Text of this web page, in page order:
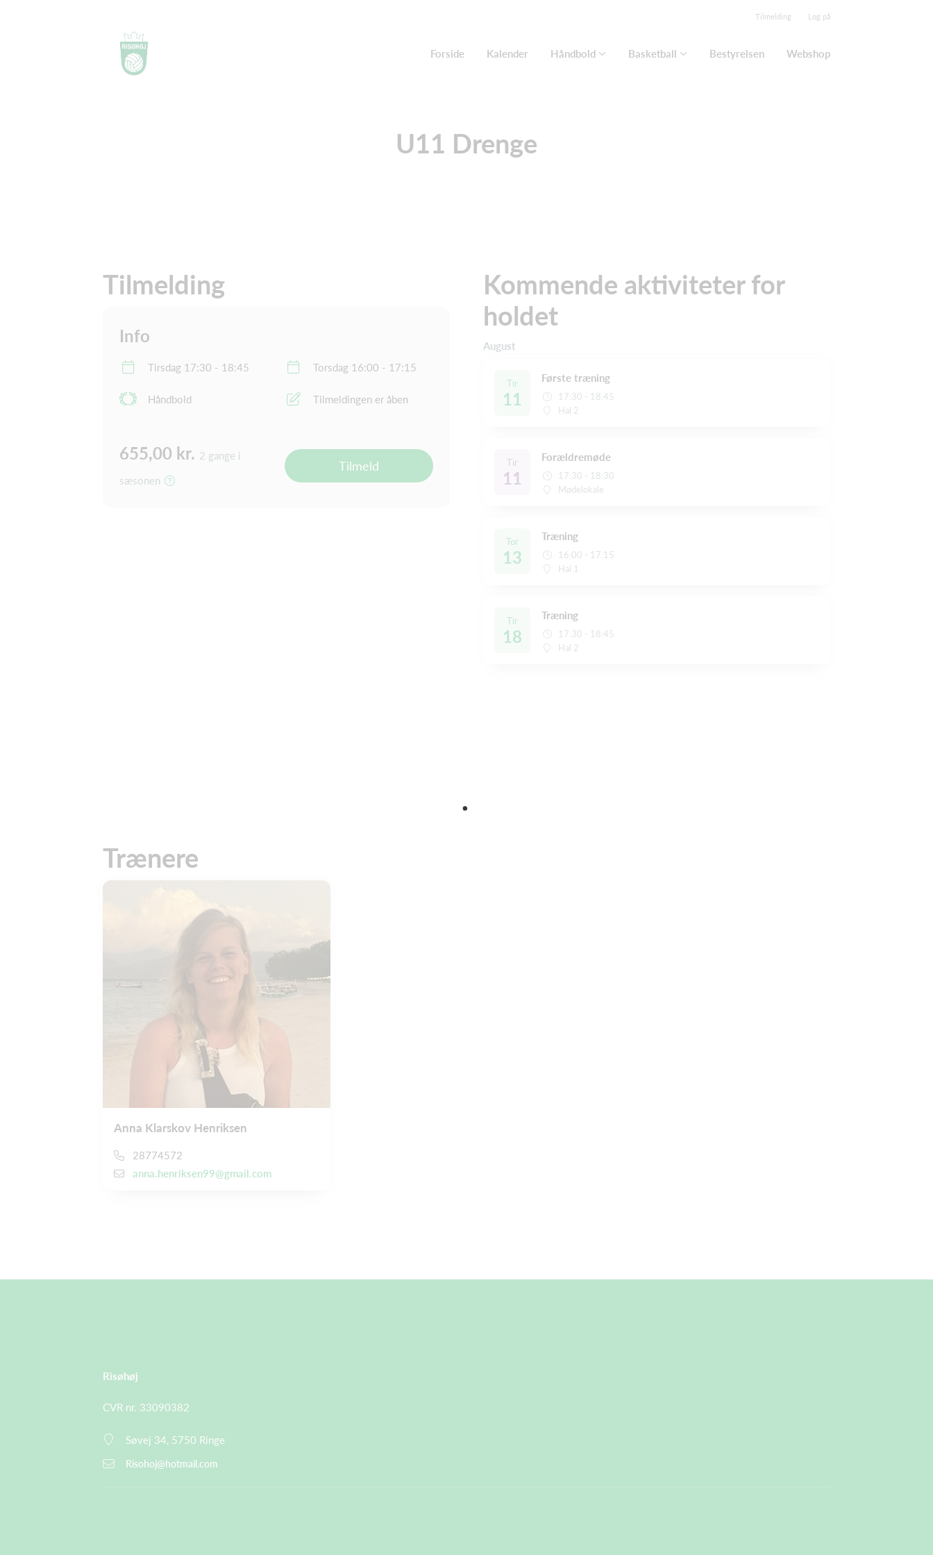
Tilmelding Log på
Forside Kalender Håndbold Basketball Bestyrelsen Webshop
U11 Drenge
Tilmelding
Info
Tirsdag 17:30 - 18:45 Torsdag 16:00 - 17:15
Håndbold Tilmeldingen er åben
655,00 kr. 2 gange i
sæsonen
Tilmeld
Kommende aktiviteter for
holdet
August
Tir
11
Første træning
17:30 - 18:45
Hal 2
Tir
11
Forældremøde
17:30 - 18:30
Mødelokale
Tor
13
Træning
16:00 - 17:15
Hal 1
Tir
18
Træning
17:30 - 18:45
Hal 2
Trænere
Anna Klarskov Henriksen
28774572
anna.henriksen99@gmail.com
Risøhøj
CVR nr. 33090382
Søvej 34, 5750 Ringe
Risohoj@hotmail.com